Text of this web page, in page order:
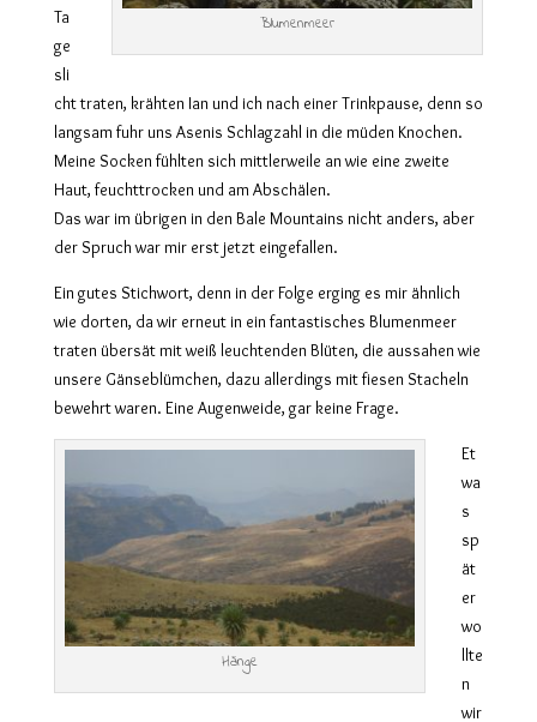
Blumenmeer
Ta
ge
sli
cht traten, krähten Ian und ich nach einer Trinkpause, denn so
langsam fuhr uns Asenis Schlagzahl in die müden Knochen.
Meine Socken fühlten sich mittlerweile an wie eine zweite
Haut, feuchttrocken und am Abschälen.
Das war im übrigen in den Bale Mountains nicht anders, aber
der Spruch war mir erst jetzt eingefallen.
Ein gutes Stichwort, denn in der Folge erging es mir ähnlich
wie dorten, da wir erneut in ein fantastisches Blumenmeer
traten übersät mit weiß leuchtenden Blüten, die aussahen wie
unsere Gänseblümchen, dazu allerdings mit fiesen Stacheln
bewehrt waren. Eine Augenweide, gar keine Frage.
Hänge
Et
wa
s
sp
ät
er
wo
llte
n
wir